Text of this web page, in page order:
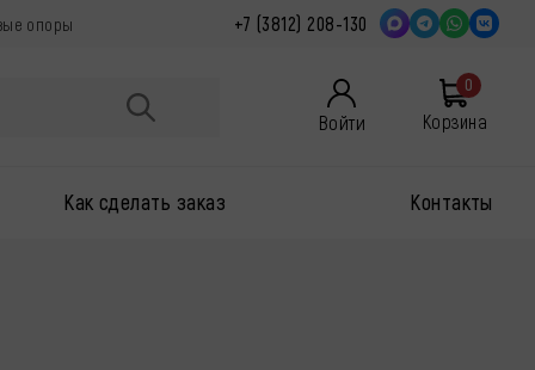
опоры +7 (3812) 208-130
Войти
0
Корзина
Как сделать заказ Контакты